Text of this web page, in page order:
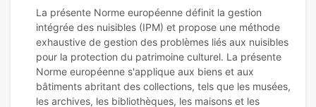
La présente Norme européenne définit la gestion
intégrée des nuisibles (IPM) et propose une méthode
exhaustive de gestion des problèmes liés aux nuisibles
pour la protection du patrimoine culturel. La présente
Norme européenne s'applique aux biens et aux
bâtiments abritant des collections, tels que les musées,
les archives, les bibliothèques, les maisons et les